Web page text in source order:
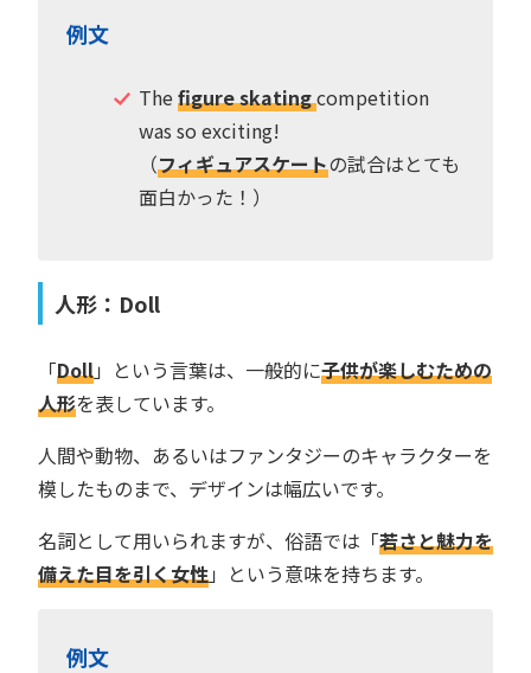
例文
Thefigure skatingcompetition
was so exciting!
（フィギュアスケートの試合はとても
面白かった！）
人形：Doll
「Doll」という言葉は、一般的に子供が楽しむための
人形を表しています。
人間や動物、あるいはファンタジーのキャラクターを
模したものまで、デザインは幅広いです。
名詞として用いられますが、俗語では「若さと魅力を
備えた目を引く女性」という意味を持ちます。
例文